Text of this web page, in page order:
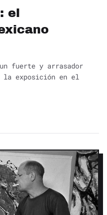
el
fuerte y arrasador
la exposición en el